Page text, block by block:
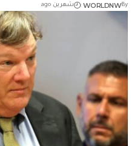
By
WORLDNW شهرين ago